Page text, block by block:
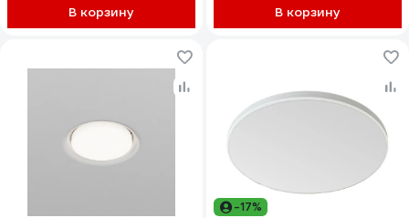
регулировкой цветовой
температуры 08574_smart
В корзину В корзину
-17%